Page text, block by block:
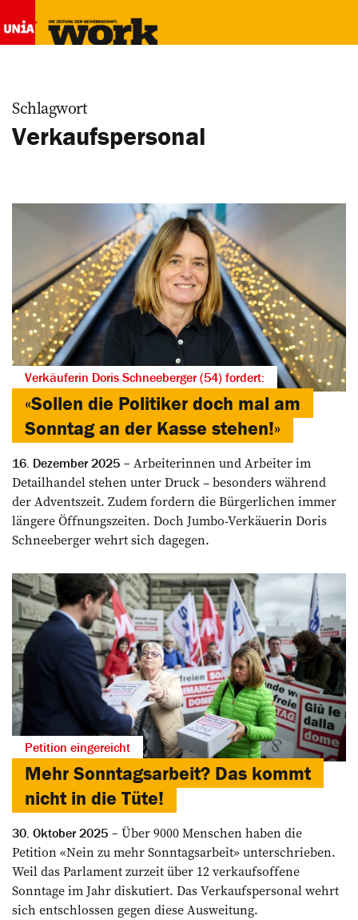
Schlagwort
Verkaufspersonal
Verkäuferin Doris Schneeberger (54) fordert:
«Sollen die Politiker doch mal am
Sonntag an der Kasse stehen!»
16. Dezember 2025
Arbeiterinnen und Arbeiter im
Detailhandel stehen unter Druck – besonders während
der Adventszeit. Zudem fordern die Bürgerlichen immer
längere Öffnungszeiten. Doch Jumbo-Verkäuerin Doris
Schneeberger wehrt sich dagegen.
Petition eingereicht
Mehr Sonntagsarbeit? Das kommt
nicht in die Tüte!
30. Oktober 2025
Über 9000 Menschen haben die
Petition «Nein zu mehr Sonntagsarbeit» unterschrieben.
Weil das Parlament zurzeit über 12 verkaufsoffene
Sonntage im Jahr diskutiert. Das Verkaufspersonal wehrt
sich entschlossen gegen diese Ausweitung.